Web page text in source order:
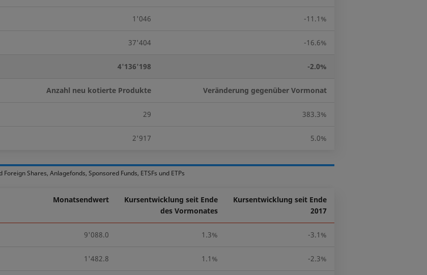
1'046 -11.1%
37'404 -16.6%
4'136'198 -2.0%
Anzahl neu kotierte Produkte Veränderung gegenüber Vormonat
29 383.3%
2'917 5.0%
Shares, Anlagefonds, Sponsored Funds, ETSFs und ETPs
Monatsendwert
Kursentwicklung seit Ende
des Vormonates
Kursentwicklung seit Ende
2017
9'088.0 1.3% -3.1%
1'482.8 1.1% -2.3%